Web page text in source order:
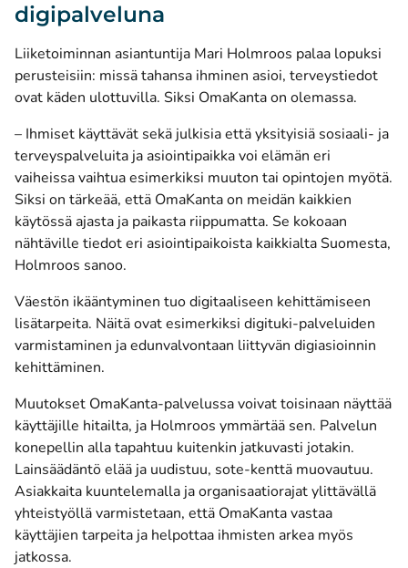
digipalveluna
Liiketoiminnan asiantuntija Mari Holmroos palaa lopuksi
perusteisiin: missä tahansa ihminen asioi, terveystiedot
ovat käden ulottuvilla. Siksi OmaKanta on olemassa.
– Ihmiset käyttävät sekä julkisia että yksityisiä sosiaali- ja
terveyspalveluita ja asiointipaikka voi elämän eri
vaiheissa vaihtua esimerkiksi muuton tai opintojen myötä.
Siksi on tärkeää, että OmaKanta on meidän kaikkien
käytössä ajasta ja paikasta riippumatta. Se kokoaan
nähtäville tiedot eri asiointipaikoista kaikkialta Suomesta,
Holmroos sanoo.
Väestön ikääntyminen tuo digitaaliseen kehittämiseen
lisätarpeita. Näitä ovat esimerkiksi digituki-palveluiden
varmistaminen ja edunvalvontaan liittyvän digiasioinnin
kehittäminen.
Muutokset OmaKanta-palvelussa voivat toisinaan näyttää
käyttäjille hitailta, ja Holmroos ymmärtää sen. Palvelun
konepellin alla tapahtuu kuitenkin jatkuvasti jotakin.
Lainsäädäntö elää ja uudistuu, sote-kenttä muovautuu.
Asiakkaita kuuntelemalla ja organisaatiorajat ylittävällä
yhteistyöllä varmistetaan, että OmaKanta vastaa
käyttäjien tarpeita ja helpottaa ihmisten arkea myös
jatkossa.